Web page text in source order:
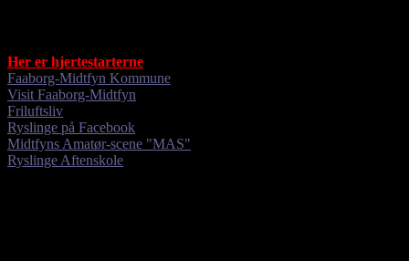
Her er hjertestarterne
Faaborg-Midtfyn Kommune
Visit Faaborg-Midtfyn
Friluftsliv
Ryslinge på Facebook
Midtfyns Amatør-scene "MAS"
Ryslinge Aftenskole